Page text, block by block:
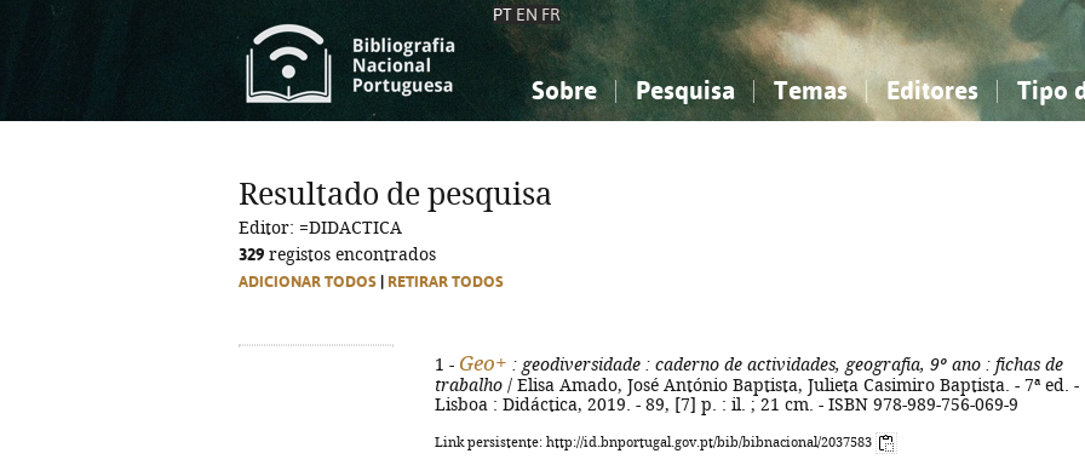
PT EN FR
Sobre Pesquisa Temas
Ciências sociais...
Editores Tipo
Ciências sociais...
Resultado de pesquisa
Editor: =DIDACTICA
329 registos encontrados
ADICIONAR TODOS RETIRAR TODOS
1 - Geo+ : geodiversidade : caderno de actividades, geografia, 9º ano : fichas de
trabalho / Elisa Amado, José António Baptista, Julieta Casimiro Baptista. - 7ª ed. -
Lisboa : Didáctica, 2019. - 89, [7] p. : il. ; 21 cm. - ISBN 978-989-756-069-9
Link persistente: http://id.bnportugal.gov.pt/bib/bibnacional/2037583